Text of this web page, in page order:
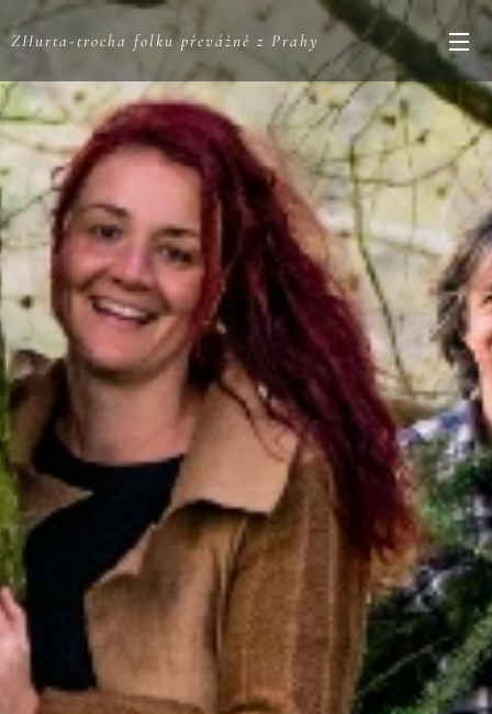
ZHurta-trocha folku převážně z Prahy